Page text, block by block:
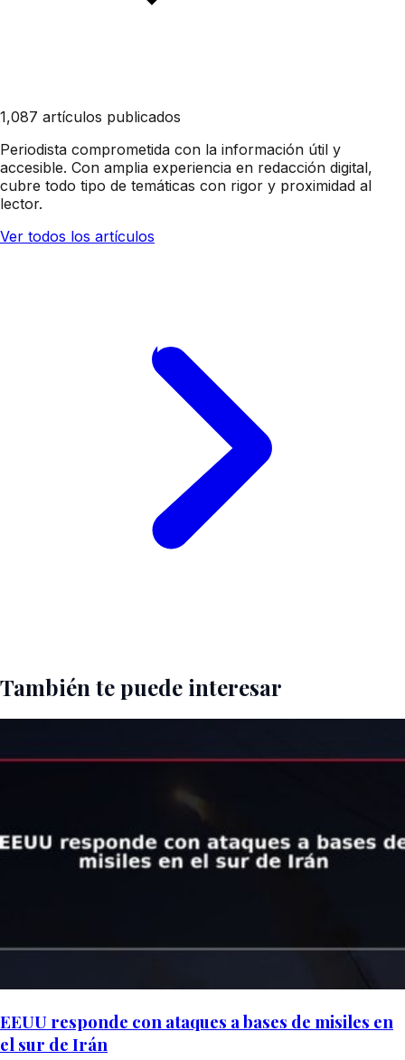
1,087 artículos publicados
Periodista comprometida con la información útil y
accesible. Con amplia experiencia en redacción digital,
cubre todo tipo de temáticas con rigor y proximidad al
lector.
Ver todos los artículos
También te puede interesar
EEUU responde con ataques a bases de misiles en
el sur de Irán